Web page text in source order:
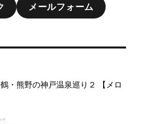
メールフォーム
鶴・熊野の神戸温泉巡り２ 【メロ